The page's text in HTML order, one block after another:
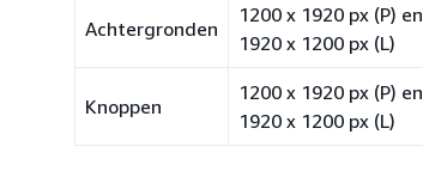
Achtergronden
1200 x 1920 px (P) en
1920 x 1200 px (L)
Knoppen
1200 x 1920 px (P) en
1920 x 1200 px (L)